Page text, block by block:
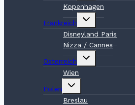
Kopenhagen
Frankreich
Untermenü
Disneyland Paris
Nizza / Cannes
Österreich
Untermenü
Wien
Polen
Untermenü
Breslau